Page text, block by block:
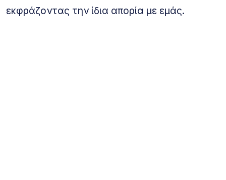
εκφράζοντας την ίδια απορία με εμάς.